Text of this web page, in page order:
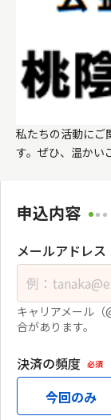
私たちの活動にご
す。ぜひ、温かい
申込内容
メールアドレス
キャリアメール
合があります。
決済の頻度 必須
今回のみ